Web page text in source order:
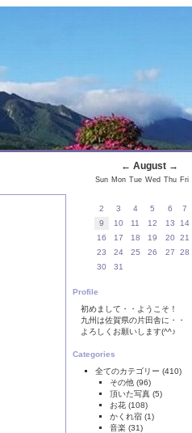
← August→
Sun Mon Tue Wed Thu Fri
2
3 4 5 6 7
9
10 11 12 13 14
16
17 18 19 20 21
23
24 25 26 27 28
30
31
Profile
初めまして・・ようこそ！
九州は佐賀県の片田舎に・・
よろしくお願いします(^^♪
Categories
全てのカテゴリー (410)
その他 (96)
頂いた写真 (5)
お花 (108)
かくれ宿 (1)
音楽 (31)